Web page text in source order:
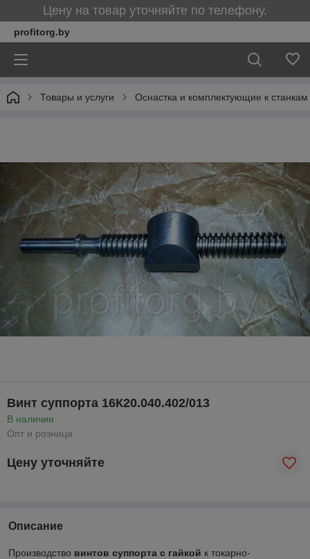
Цену на товар уточняйте по телефону.
profitorg.by
Товары и услуги Оснастка и комплектующие к станкам
Винт суппорта 16К20.040.402/013
В наличии
Опт и розница
Цену уточняйте
Описание
Производство винтов суппорта с гайкой к токарно-